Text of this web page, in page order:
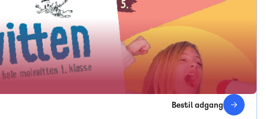
Bestil adgang